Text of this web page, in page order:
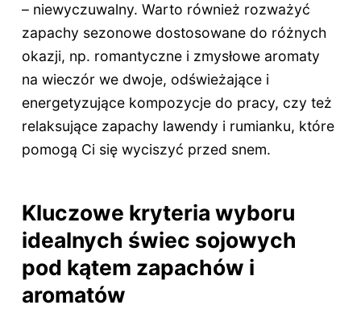
– niewyczuwalny. Warto również rozważyć
zapachy sezonowe dostosowane do różnych
okazji, np. romantyczne i zmysłowe aromaty
na wieczór we dwoje, odświeżające i
energetyzujące kompozycje do pracy, czy też
relaksujące zapachy lawendy i rumianku, które
pomogą Ci się wyciszyć przed snem.
Kluczowe kryteria wyboru
idealnych świec sojowych
pod kątem zapachów i
aromatów